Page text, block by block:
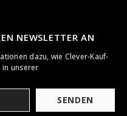
NEWSLETTER AN
dazu, wie Clever-Kauf-
in unserer
SENDEN